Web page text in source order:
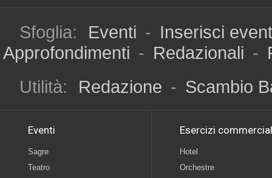
Sfoglia: Eventi - Inserisci
Approfondimenti - Redazionali -
Utilità:
Redazione - Scambio
Eventi
Sagre
Teatro
Esercizi
Hotel
Orchestre